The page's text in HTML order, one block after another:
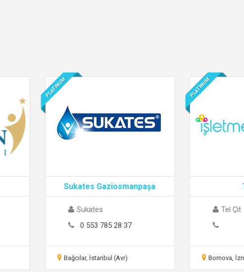
PLATINUM
Sukates Gaziosmanpaşa
Sukates
0 553 785 28 37
Bağcılar, İstanbul (Avr)
PLATINUM
Tel Çit
Bornova,